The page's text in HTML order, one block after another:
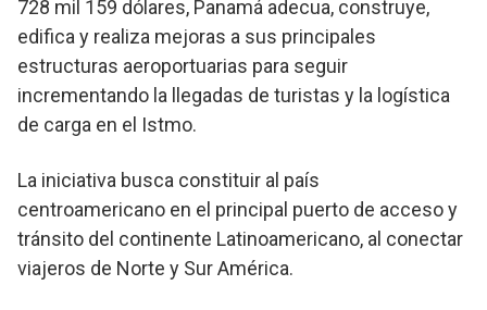
728 mil 159 dólares, Panamá adecua, construye,
edifica y realiza mejoras a sus principales
estructuras aeroportuarias para seguir
incrementando la llegadas de turistas y la logística
de carga en el Istmo.
La iniciativa busca constituir al país
centroamericano en el principal puerto de acceso y
tránsito del continente Latinoamericano, al conectar
viajeros de Norte y Sur América.